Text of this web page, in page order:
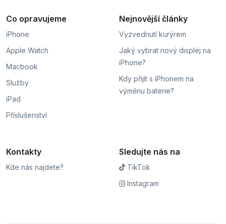
Co opravujeme
iPhone
Apple Watch
Macbook
Služby
iPad
Příslušenství
Nejnovější články
Vyzvednutí kurýrem
Jaký vybrat nový displej na
iPhone?
Kdy přijít s iPhonem na
výměnu baterie?
Kontakty
Kde nás najdete?
Sledujte nás na
TikTok
Instagram